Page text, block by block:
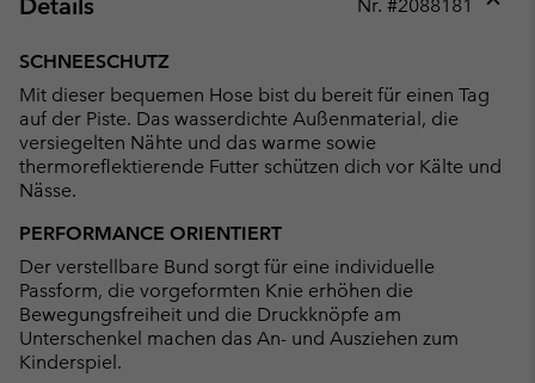
Details Nr. #2088181
SCHNEESCHUTZ
Mit dieser bequemen Hose bist du bereit für einen Tag
auf der Piste. Das wasserdichte Außenmaterial, die
versiegelten Nähte und das warme sowie
thermoreflektierende Futter schützen dich vor Kälte und
Nässe.
PERFORMANCE ORIENTIERT
Der verstellbare Bund sorgt für eine individuelle
Passform, die vorgeformten Knie erhöhen die
Bewegungsfreiheit und die Druckknöpfe am
Unterschenkel machen das An- und Ausziehen zum
Kinderspiel.